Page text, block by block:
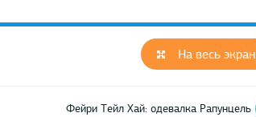
На весь экран
Фейри Тейл Хай: одевалка Рапунцель